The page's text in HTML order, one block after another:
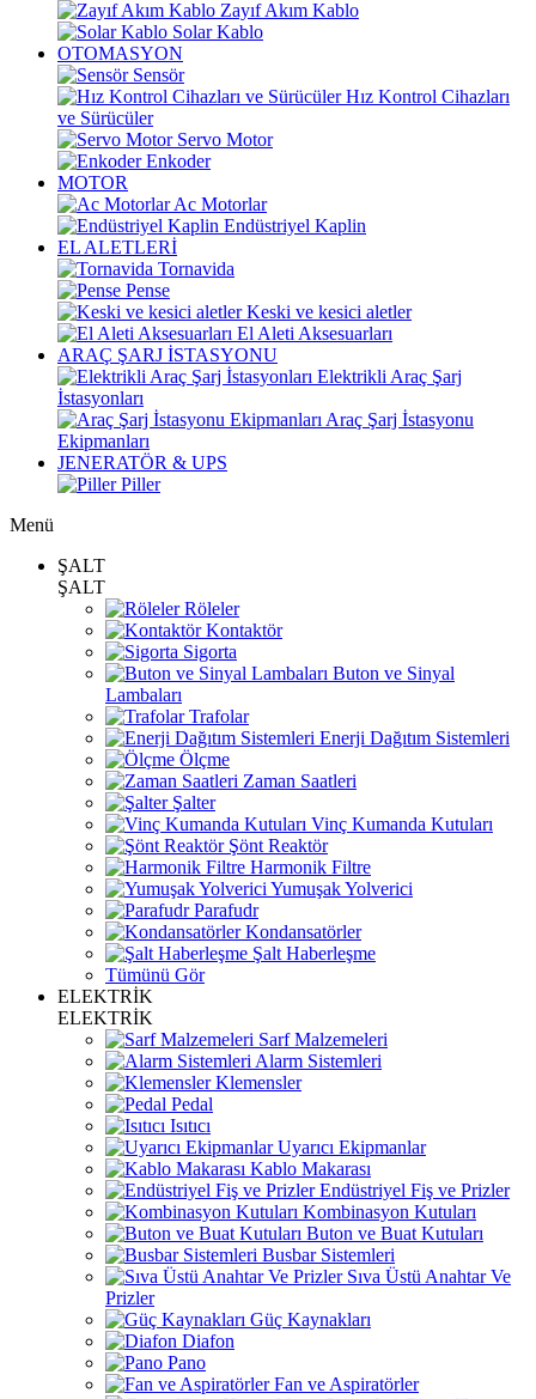
Zayıf Akım Kablo
Solar Kablo
OTOMASYON
Sensör
Hız Kontrol Cihazları
ve Sürücüler
Servo Motor
Enkoder
MOTOR
Ac Motorlar
Endüstriyel Kaplin
EL ALETLERİ
Tornavida
Pense
Keski ve kesici aletler
El Aleti Aksesuarları
ARAÇ ŞARJ İSTASYONU
Elektrikli Araç Şarj
İstasyonları
Araç Şarj İstasyonu
Ekipmanları
JENERATÖR & UPS
Piller
Menü
ŞALT
ŞALT
Röleler
Kontaktör
Sigorta
Buton ve Sinyal
Lambaları
Trafolar
Enerji Dağıtım Sistemleri
Ölçme
Zaman Saatleri
Şalter
Vinç Kumanda Kutuları
Şönt Reaktör
Harmonik Filtre
Yumuşak Yolverici
Parafudr
Kondansatörler
Şalt Haberleşme
Tümünü Gör
ELEKTRİK
ELEKTRİK
Sarf Malzemeleri
Alarm Sistemleri
Klemensler
Pedal
Isıtıcı
Uyarıcı Ekipmanlar
Kablo Makarası
Endüstriyel Fiş ve Prizler
Kombinasyon Kutuları
Buton ve Buat Kutuları
Busbar Sistemleri
Sıva Üstü Anahtar Ve
Prizler
Güç Kaynakları
Diafon
Pano
Fan ve Aspiratörler